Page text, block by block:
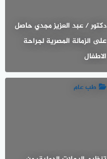
دكتور / عبد العزيز مجدي حاصل
على الزمالة المصرية لجراحة
الاطفال
طب عام